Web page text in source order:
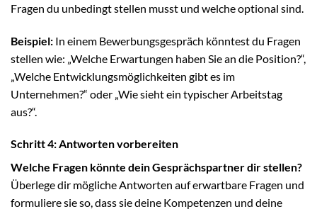
Fragen du unbedingt stellen musst und welche optional sind.
Beispiel: In einem Bewerbungsgespräch könntest du Fragen
stellen wie: „Welche Erwartungen haben Sie an die Position?“,
„Welche Entwicklungsmöglichkeiten gibt es im
Unternehmen?“ oder „Wie sieht ein typischer Arbeitstag
aus?“.
Schritt 4: Antworten vorbereiten
Welche Fragen könnte dein Gesprächspartner dir stellen?
Überlege dir mögliche Antworten auf erwartbare Fragen und
formuliere sie so, dass sie deine Kompetenzen und deine